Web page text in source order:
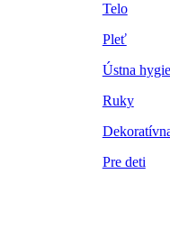
Telo
Pleť
Ústna
Ruky
Pre deti